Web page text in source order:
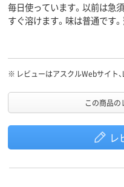
毎日使っています。以前は急
すぐ溶けます。味は普通です
いです。 ４０gと80g一杯あ
※ レビューはアスクルWebサイト
この商品の
レ